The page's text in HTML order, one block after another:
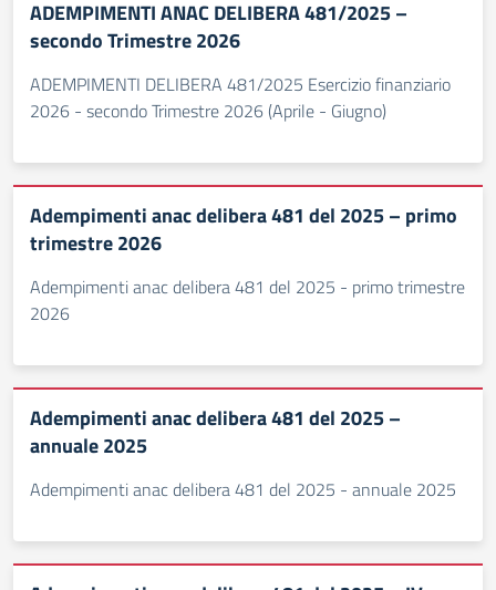
ADEMPIMENTI ANAC DELIBERA 481/2025 –
secondo Trimestre 2026
ADEMPIMENTI DELIBERA 481/2025 Esercizio finanziario
2026 - secondo Trimestre 2026 (Aprile - Giugno)
Adempimenti anac delibera 481 del 2025 – primo
trimestre 2026
Adempimenti anac delibera 481 del 2025 - primo trimestre
2026
Adempimenti anac delibera 481 del 2025 –
annuale 2025
Adempimenti anac delibera 481 del 2025 - annuale 2025